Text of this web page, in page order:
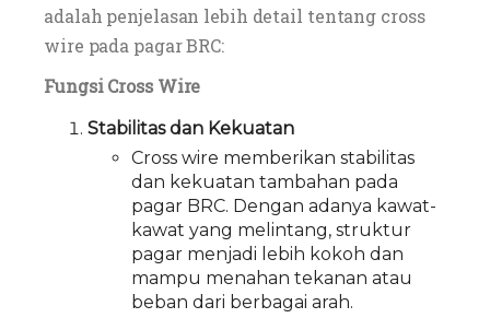
adalah penjelasan lebih detail tentang cross
wire pada pagar BRC:
Fungsi Cross Wire
Stabilitas dan Kekuatan
Cross wire memberikan stabilitas
dan kekuatan tambahan pada
pagar BRC. Dengan adanya kawat-
kawat yang melintang, struktur
pagar menjadi lebih kokoh dan
mampu menahan tekanan atau
beban dari berbagai arah.